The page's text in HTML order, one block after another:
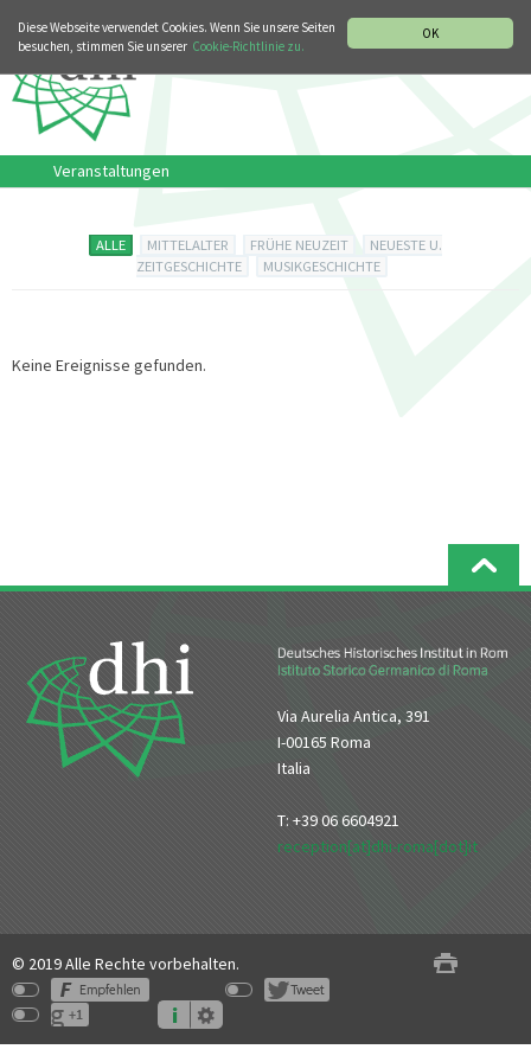
OK
Diese Webseite verwendet Cookies. Wenn Sie unsere Seiten
besuchen, stimmen Sie unserer Cookie-Richtlinie zu.
Veranstaltungen
ALLE MITTELALTER FRÜHE NEUZEIT
NEUESTE U.
ZEITGESCHICHTE
MUSIKGESCHICHTE
Keine Ereignisse gefunden.
Via Aurelia Antica, 391
I-00165 Roma
Italia
T: +39 06 6604921
reception[at]dhi-roma[dot]it
© 2019 Alle Rechte vorbehalten.